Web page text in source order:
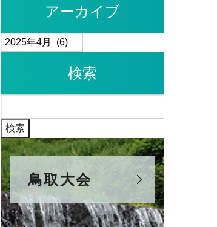
アーカイブ
ア
ー
検索
索:
鳥取大会